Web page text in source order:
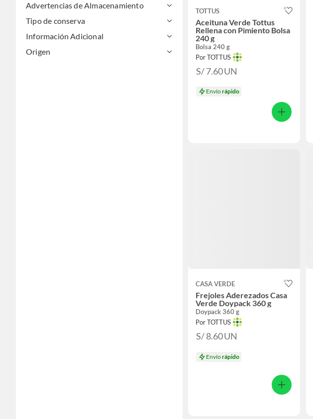
Advertencias de Almacenamiento
Tipo de conserva
Información Adicional
Origen
TOTTUS
Aceituna Verde Tottus
Rellena con Pimiento Bolsa
240 g
Bolsa 240 g
Por TOTTUS
S/ 7.60UN
Envíorápido
CASA VERDE
Frejoles Aderezados Casa
Verde Doypack 360 g
Doypack 360 g
Por TOTTUS
S/ 8.60UN
Envíorápido